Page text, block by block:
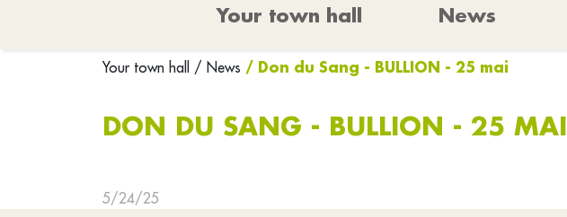
Your town hall News
Your town hall / News / Don du Sang - BULLION - 25 mai
DON DU SANG - BULLION - 25 MAI
5/24/25